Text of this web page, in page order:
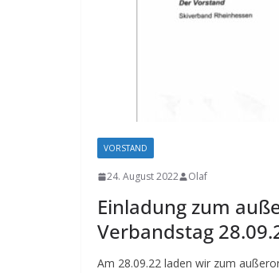
VORSTAND
24. August 2022 Olaf
Einladung zum
Verbandstag
Am 28.09.22 laden wir zum